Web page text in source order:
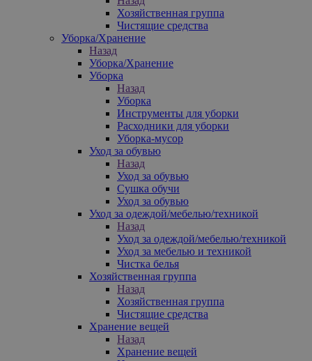
Хозяйственная группа
Чистящие средства
Уборка/Хранение
Назад
Уборка/Хранение
Уборка
Назад
Уборка
Инструменты для уборки
Расходники для уборки
Уборка-мусор
Уход за обувью
Назад
Уход за обувью
Сушка обучи
Уход за обувью
Уход за одеждой/мебелью/техникой
Назад
Уход за одеждой/мебелью/техникой
Уход за мебелью и техникой
Чистка белья
Хозяйственная группа
Назад
Хозяйственная группа
Чистящие средства
Хранение вещей
Назад
Хранение вещей